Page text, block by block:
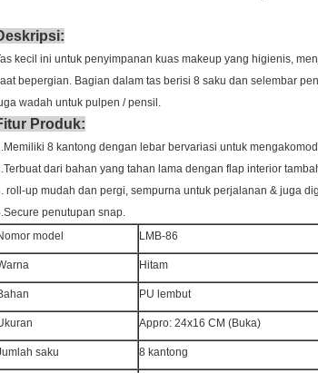
kecil ini untuk penyimpanan kuas makeup yang higienis,
bepergian. Bagian dalam tas berisi 8 saku dan selembar
wadah untuk pulpen / pensil.
Produk:
8 kantong dengan lebar bervariasi untuk
dari bahan yang tahan lama dengan flap interior
roll-up mudah dan pergi, sempurna untuk perjalanan & juga
penutupan snap.
model
LMB-86
Hitam
PU lembut
Appro: 24x16 CM (Buka)
saku 8 kantong